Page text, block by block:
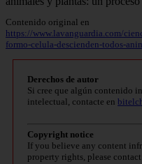
Contenido original en
https://www.lavanguardia.com/
formo-celula-descienden-todos-
Derechos de autor
Si cree que algún contenido
intelectual, contacte en
Copyright notice
If you believe any content
property rights, please contact